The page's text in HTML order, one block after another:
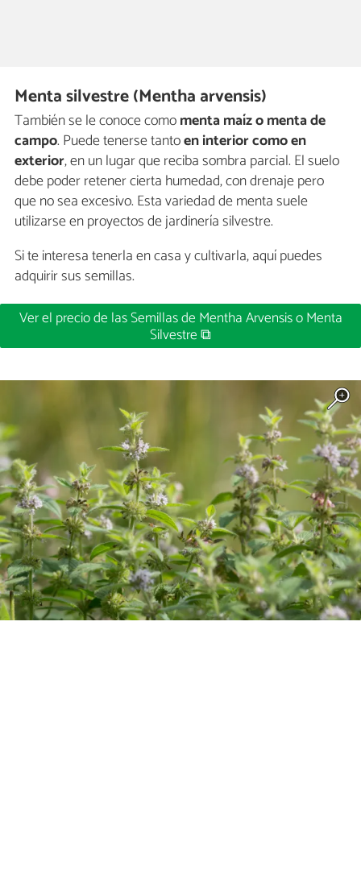
Menta silvestre (Mentha arvensis)
También se le conoce comomenta maíz o menta de
campo. Puede tenerse tantoen interior como en
exterior, en un lugar que reciba sombra parcial. El suelo
debe poder retener cierta humedad, con drenaje pero
que no sea excesivo. Esta variedad de menta suele
utilizarse en proyectos de jardinería silvestre.
Si te interesa tenerla en casa y cultivarla, aquí puedes
adquirir sus semillas.
Ver el precio de las Semillas de Mentha Arvensis o Menta
Silvestre ⧉